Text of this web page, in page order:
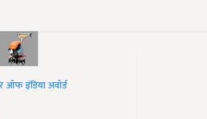
ऑफ इंडिया अवॉर्ड